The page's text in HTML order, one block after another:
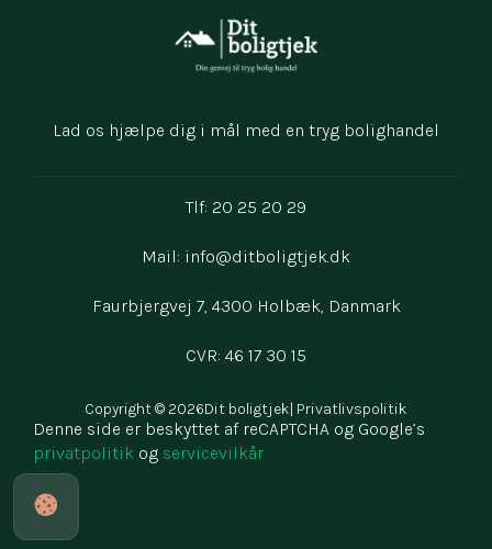
Lad os hjælpe dig i mål med en tryg bolighandel
Tlf: 20 25 20 29
Mail: info@ditboligtjek.dk
Faurbjergvej 7, 4300 Holbæk, Danmark
CVR: 46 17 30 15
Copyright © 2026Dit boligtjek| Privatlivspolitik
Denne side er beskyttet af reCAPTCHA og Google’s
privatpolitik og servicevilkår